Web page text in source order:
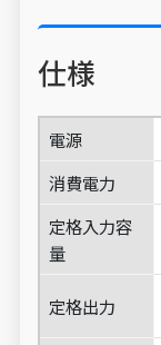
仕様
電源
消費電力
定格入力容
量
定格出力